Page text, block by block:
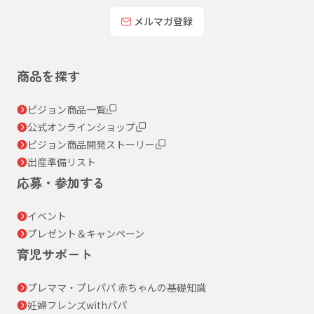
メルマガ登録
商品を探す
ピジョン商品一覧
公式オンラインショップ
ピジョン商品開発ストーリー
出産準備リスト
応募・参加する
イベント
プレゼント＆キャンペーン
育児サポート
プレママ・プレパパ 赤ちゃんの基礎知識
妊婦フレンズwithパパ